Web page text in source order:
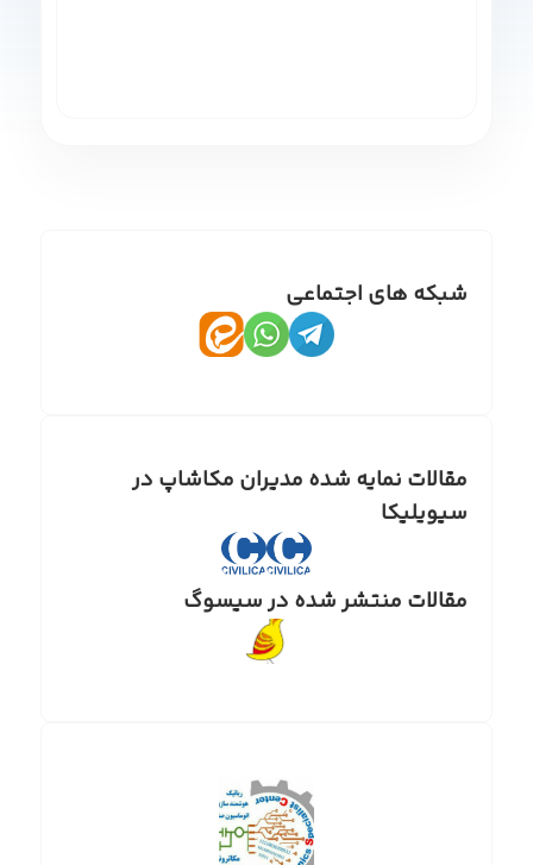
شبکه های اجتماعی
مقالات نمایه شده مدیران مکاشاپ در
سیویلیکا
مقالات منتشر شده در سیسوگ